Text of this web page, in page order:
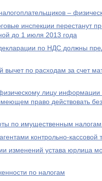
–
инспекции перестанут
до 1 июля 2013 года
по НДС должны
по расходам за счет
лицу информации
право действовать
по имущественным
контрольно-кассовой
изменений устава юрлица
по налогам